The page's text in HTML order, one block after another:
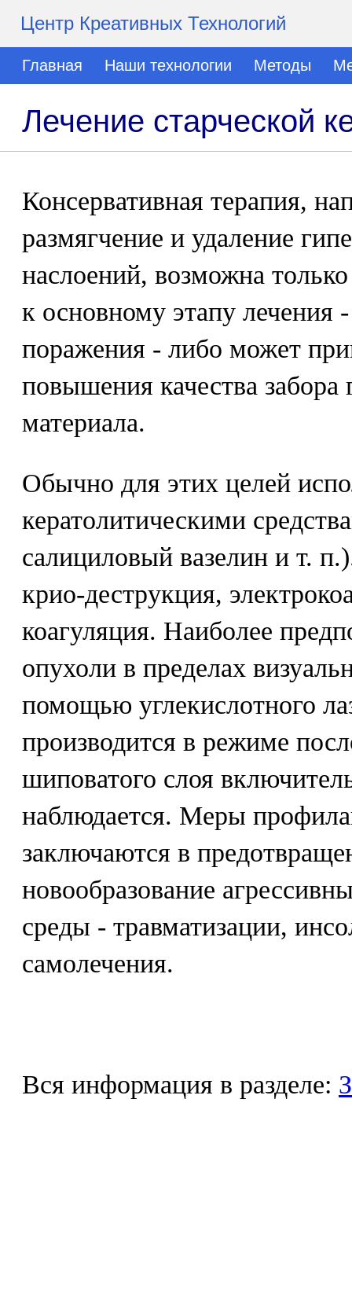
Центр Креативных Технологий
Главная Наши технологии Методы
Лечение старческой
Консервативная терапия,
размягчение и удаление
наслоений, возможна
к основному этапу лечения
поражения - либо может
повышения качества забора
материала.
Обычно для этих целей
кератолитическими
салициловый вазелин и т.
крио-деструкция,
коагуляция. Наиболее
опухоли в пределах
помощью углекислотного
производится в режиме
шиповатого слоя
наблюдается. Меры
заключаются в
новообразование
среды - травматизации,
самолечения.
Вся информация в разделе: